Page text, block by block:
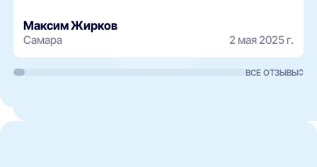
Максим Жирков
Самара 2 мая 2025 г.
ВСЕ ОТЗЫВЫ